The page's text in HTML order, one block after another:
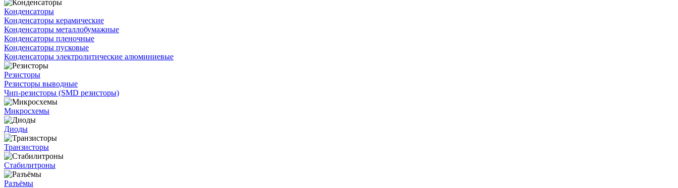
Конденсаторы
Конденсаторы керамические
Конденсаторы металлобумажные
Конденсаторы пленочные
Конденсаторы пусковые
Конденсаторы электролитические алюминиевые
Резисторы
Резисторы выводные
Чип-резисторы (SMD резисторы)
Микросхемы
Диоды
Транзисторы
Стабилитроны
Разъёмы